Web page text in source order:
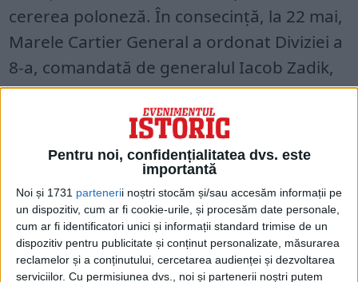
Pentru noi, confidențialitatea dvs. este
importantă
Noi și 1731 partenerii noștri stocăm și/sau accesăm informații pe
un dispozitiv, cum ar fi cookie-urile, și procesăm date personale,
cum ar fi identificatori unici și informații standard trimise de un
dispozitiv pentru publicitate și conținut personalizate, măsurarea
reclamelor și a conținutului, cercetarea audienței și dezvoltarea
serviciilor. Cu permisiunea dvs., noi și partenerii noștri putem
cererea poloneză. În consecință, la 22 mai,
Marele Cartier General a ordonat Diviziei a
8-a, comandată de generalul Iacob Zadik,
să treacă granița și să avanseze pe
teritoriul dintre Nistru și Munții Carpați.
Divizia de infanterie condusă de generalul
Zadik a fost sprijinită și de o unitate de
cavalerie. Potrivit estimărilor polonezilor,
forțele românești numărau aproximativ
8.000-10.000 de soldați. La București,